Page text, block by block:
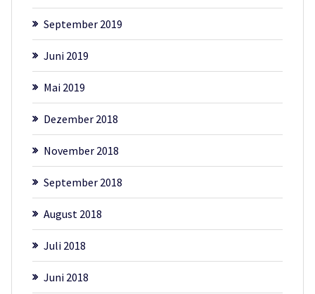
September 2019
Juni 2019
Mai 2019
Dezember 2018
November 2018
September 2018
August 2018
Juli 2018
Juni 2018